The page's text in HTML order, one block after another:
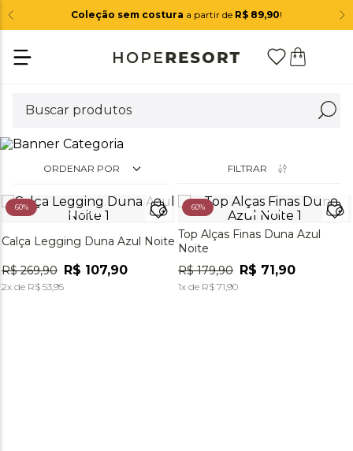
Coleção sem costura a partir de R$ 89,90!
ORDENAR POR FILTRAR
60%
Calça Legging Duna Azul Noite
R$ 269,90 R$ 107,90
2x de R$ 53,95
60%
Top Alças Finas Duna Azul
Noite
R$ 179,90 R$ 71 ,90
1x de R$ 71,90